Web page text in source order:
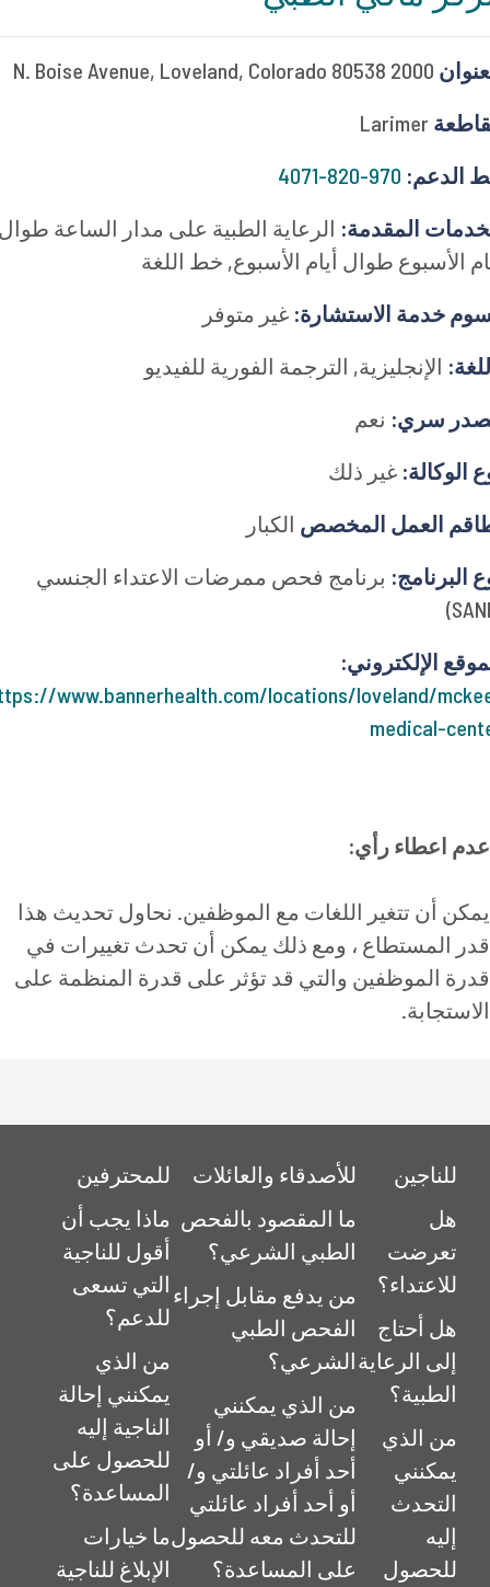
2000 N. Boise Avenue, Loveland, Colorado 80538
Larimer
970-820-4071
المقدمة:الرعاية الطبية على مدار الساعة طوال
الأسبوع طوال أيام الأسبوع, خط اللغة
خدمة الاستشارة:غير متوفر
الإنجليزية, الترجمة الفورية للفيديو
سري:نعم
غير ذلك
العمل المخصصالكبار
برنامج فحص ممرضات الاعتداء الجنسي
الإلكتروني:
https://www.bannerhealth.com/locations/loveland/
medical-
اعطاء رأي:
أن تتغير اللغات مع الموظفين. نحاول تحديث هذا
المستطاع ، ومع ذلك يمكن أن تحدث تغييرات في
الموظفين والتي قد تؤثر على قدرة المنظمة على
للناجين
هل
تعرضت
للاعتداء؟
هل أحتاج
إلى الرعاية
الطبية؟
من الذي
يمكنني
التحدث
إليه
للحصول
للأصدقاء والعائلات
ما المقصود بالفحص
الطبي الشرعي؟
من يدفع مقابل إجراء
الفحص الطبي
الشرعي؟
من الذي يمكنني
إحالة صديقي و/ أو
أحد أفراد عائلتي و/
أو أحد أفراد عائلتي
للتحدث معه للحصول
على المساعدة؟
للمحترفين
ماذا يجب أن
أقول للناجية
التي تسعى
للدعم؟
من الذي
يمكنني إحالة
الناجية إليه
للحصول على
المساعدة؟
ما خيارات
الإبلاغ للناجية